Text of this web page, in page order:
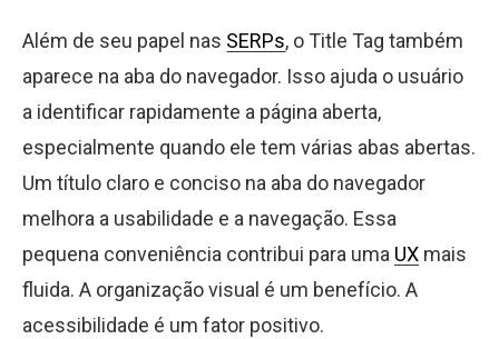
Além de seu papel nas SERPs, o Title Tag também
aparece na aba do navegador. Isso ajuda o usuário
a identificar rapidamente a página aberta,
especialmente quando ele tem várias abas abertas.
Um título claro e conciso na aba do navegador
melhora a usabilidade e a navegação. Essa
pequena conveniência contribui para uma UX mais
fluida. A organização visual é um benefício. A
acessibilidade é um fator positivo.